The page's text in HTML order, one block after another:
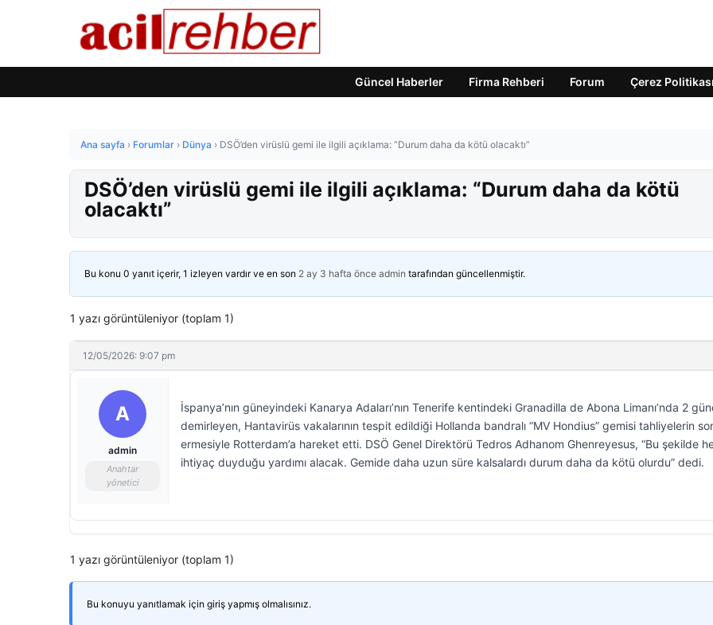
Güncel Haberler Firma Rehberi Forum Çerez Politikası
Ana sayfa › Forumlar › Dünya › DSÖ’den virüslü gemi ile ilgili açıklama: “Durum daha da kötü olacaktı”
DSÖ’den virüslü gemi ile ilgili açıklama: “Durum daha da kötü
olacaktı”
Bu konu 0 yanıt içerir, 1 izleyen vardır ve en son 2 ay 3 hafta önce admin tarafından güncellenmiştir.
1 yazı görüntüleniyor (toplam 1)
12/05/2026: 9:07 pm
A
admin
Anahtar
yönetici
İspanya’nın güneyindeki Kanarya Adaları’nın Tenerife kentindeki Granadilla de Abona Limanı’nda 2
demirleyen, Hantavirüs vakalarının tespit edildiği Hollanda bandralı “MV Hondius” gemisi tahliyelerin
ermesiyle Rotterdam’a hareket etti. DSÖ Genel Direktörü Tedros Adhanom Ghenreyesus, “Bu şekilde
ihtiyaç duyduğu yardımı alacak. Gemide daha uzun süre kalsalardı durum daha da kötü olurdu” dedi.
1 yazı görüntüleniyor (toplam 1)
Bu konuyu yanıtlamak için giriş yapmış olmalısınız.